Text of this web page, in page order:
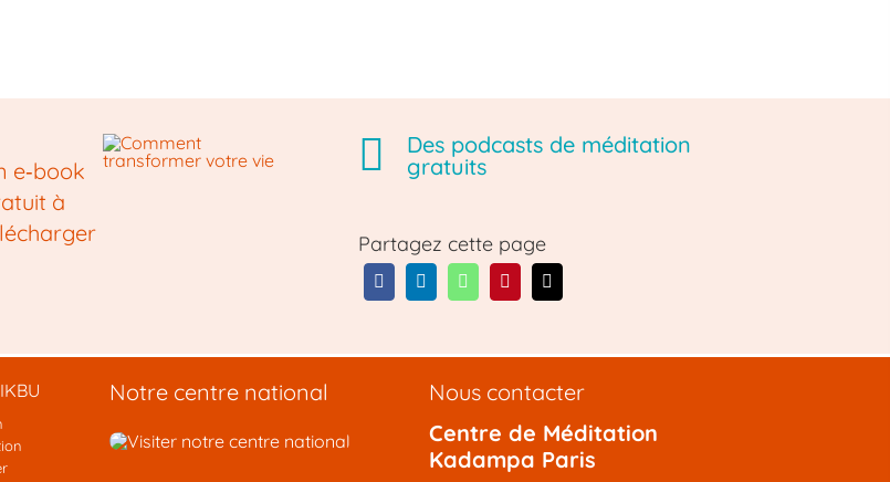
e‑book
à
Des podcasts de méditation
gratuits
Partagez cette page
Notre centre national
Nous contacter
Centre de Méditation
Kadampa Paris